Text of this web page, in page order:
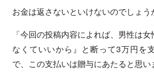
お金は返さないといけないのでしょう
「今回の投稿内容によれば、男性は
なくていいから』と断って3万円を
で、この支払いは贈与にあたると思い